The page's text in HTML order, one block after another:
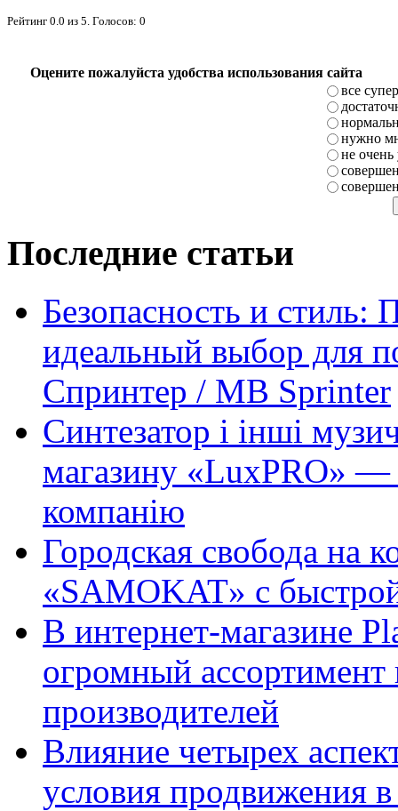
Рейтинг 0.0 из 5 . Голосов: 0
Оцените пожалуйста удобства использования сайта
все супер
нужно
не очень
Последние статьи
Безопасность и
идеальный выбор для
Спринтер / MB Sprinter
Синтезатор і інші
магазину «LuxPRO» —
компанію
Городская свобода на
«SAMOKAT» с
В интернет-магазине
огромный ассортимент
производителей
Влияние четырех
условия продвижения